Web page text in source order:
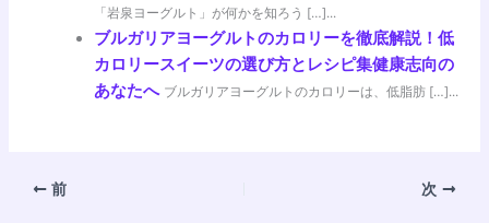
「岩泉ヨーグルト」が何かを知ろう […]...
ブルガリアヨーグルトのカロリーを徹底解説！低
カロリースイーツの選び方とレシピ集健康志向の
あなたへ ブルガリアヨーグルトのカロリーは、低脂肪 […]...
前 次